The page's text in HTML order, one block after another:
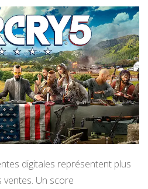
digitales représentent plus
ventes. Un score